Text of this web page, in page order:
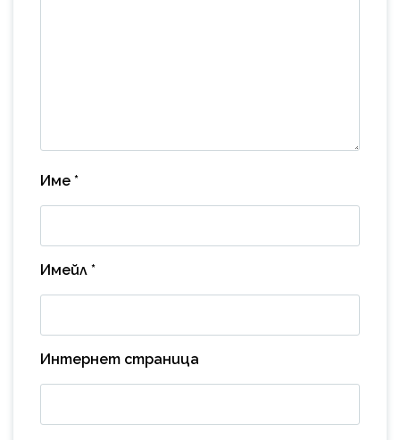
Име *
Имейл *
Интернет страница